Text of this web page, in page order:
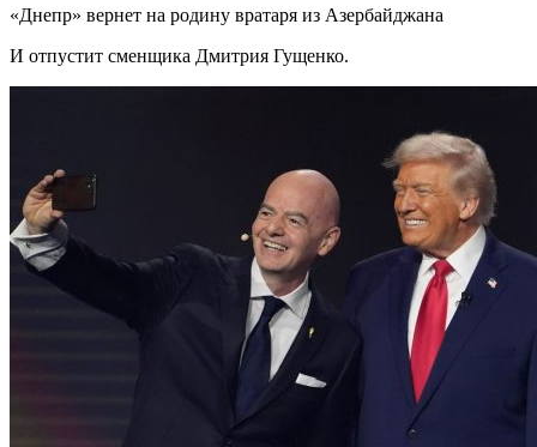
«Днепр» вернет на родину вратаря из Азербайджана
И отпустит сменщика Дмитрия Гущенко.